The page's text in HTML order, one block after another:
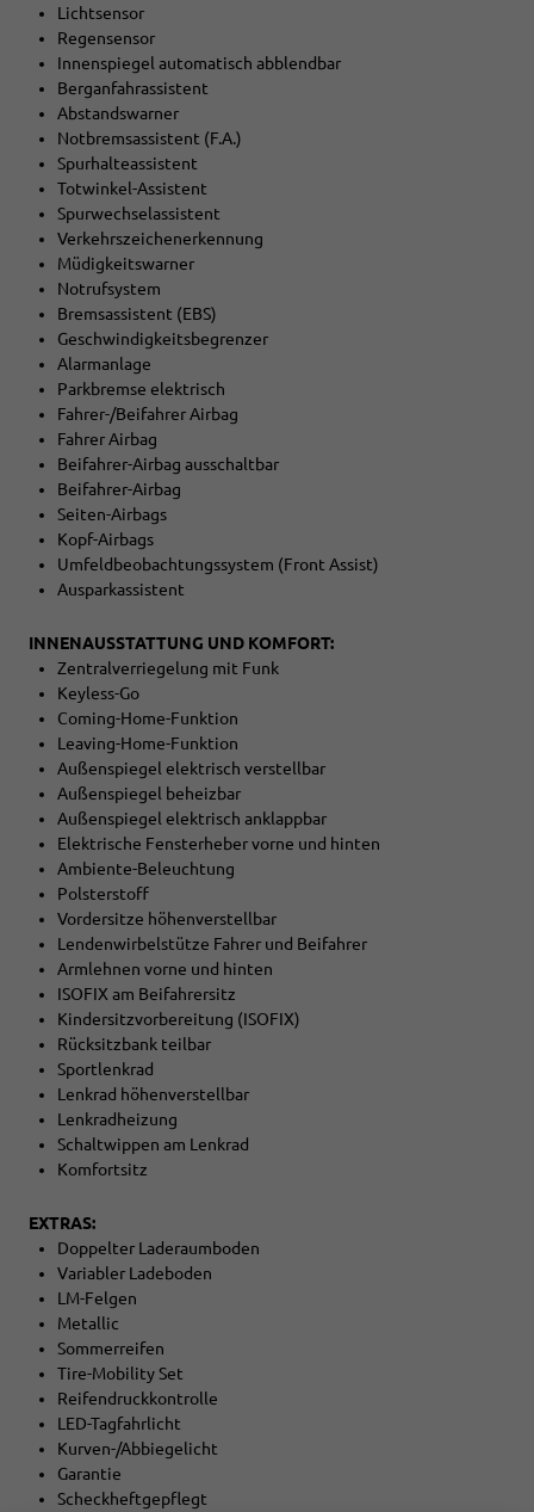
Lichtsensor
Regensensor
Innenspiegel automatisch abblendbar
Berganfahrassistent
Abstandswarner
Notbremsassistent (F.A.)
Spurhalteassistent
Totwinkel-Assistent
Spurwechselassistent
Verkehrszeichenerkennung
Müdigkeitswarner
Notrufsystem
Bremsassistent (EBS)
Geschwindigkeitsbegrenzer
Alarmanlage
Parkbremse elektrisch
Fahrer-/Beifahrer Airbag
Fahrer Airbag
Beifahrer-Airbag ausschaltbar
Beifahrer-Airbag
Seiten-Airbags
Kopf-Airbags
Umfeldbeobachtungssystem (Front Assist)
Ausparkassistent
INNENAUSSTATTUNG UND KOMFORT:
Zentralverriegelung mit Funk
Keyless-Go
Coming-Home-Funktion
Leaving-Home-Funktion
Außenspiegel elektrisch verstellbar
Außenspiegel beheizbar
Außenspiegel elektrisch anklappbar
Elektrische Fensterheber vorne und hinten
Ambiente-Beleuchtung
Polsterstoff
Vordersitze höhenverstellbar
Lendenwirbelstütze Fahrer und Beifahrer
Armlehnen vorne und hinten
ISOFIX am Beifahrersitz
Kindersitzvorbereitung (ISOFIX)
Rücksitzbank teilbar
Sportlenkrad
Lenkrad höhenverstellbar
Lenkradheizung
Schaltwippen am Lenkrad
Komfortsitz
EXTRAS:
Doppelter Laderaumboden
Variabler Ladeboden
LM-Felgen
Metallic
Sommerreifen
Tire-Mobility Set
Reifendruckkontrolle
LED-Tagfahrlicht
Kurven-/Abbiegelicht
Garantie
Scheckheftgepflegt